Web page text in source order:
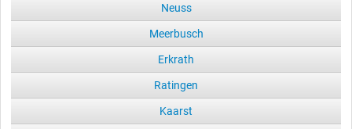
Neuss
Meerbusch
Erkrath
Ratingen
Kaarst